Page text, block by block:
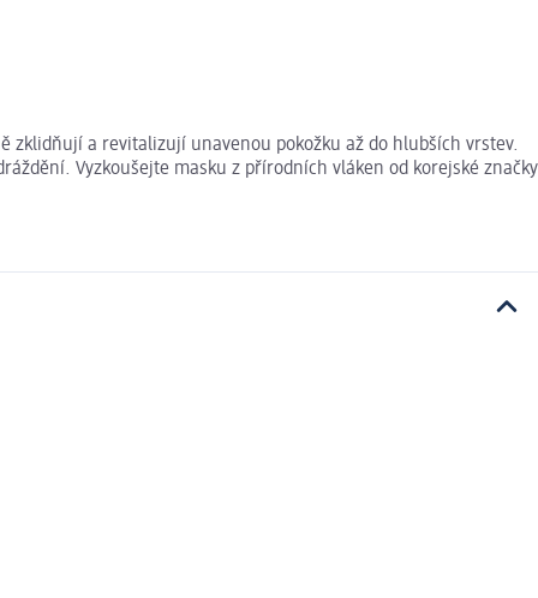
zklidňují a revitalizují unavenou pokožku až do hlubších vrstev.
Vyzkoušejte masku z přírodních vláken od korejské značky